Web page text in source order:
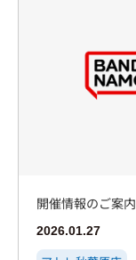
開催情報のご案内
2026.01.27